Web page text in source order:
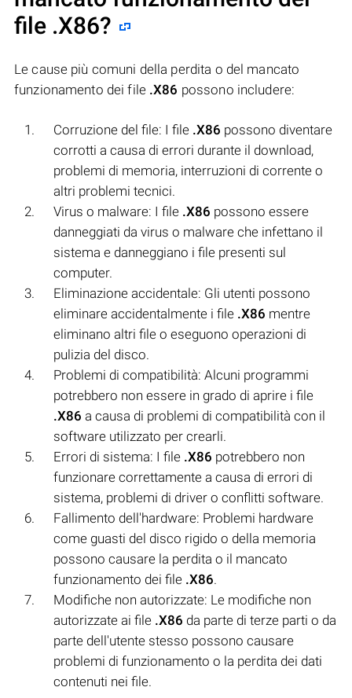
file .X86?
Le cause più comuni della perdita o del mancato
funzionamento dei file .X86 possono includere:
Corruzione del file: I file .X86 possono diventare
corrotti a causa di errori durante il download,
problemi di memoria, interruzioni di corrente o
altri problemi tecnici.
Virus o malware: I file .X86 possono essere
danneggiati da virus o malware che infettano il
sistema e danneggiano i file presenti sul
computer.
Eliminazione accidentale: Gli utenti possono
eliminare accidentalmente i file .X86 mentre
eliminano altri file o eseguono operazioni di
pulizia del disco.
Problemi di compatibilità: Alcuni programmi
potrebbero non essere in grado di aprire i file
.X86 a causa di problemi di compatibilità con il
software utilizzato per crearli.
Errori di sistema: I file .X86 potrebbero non
funzionare correttamente a causa di errori di
sistema, problemi di driver o conflitti software.
Fallimento dell'hardware: Problemi hardware
come guasti del disco rigido o della memoria
possono causare la perdita o il mancato
funzionamento dei file .X86.
Modifiche non autorizzate: Le modifiche non
autorizzate ai file .X86 da parte di terze parti o da
parte dell'utente stesso possono causare
problemi di funzionamento o la perdita dei dati
contenuti nei file.